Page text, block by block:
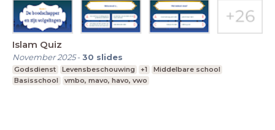
Islam Quiz
November 2025-30 slides
Godsdienst Levensbeschouwing +1
Middelbare school
Basisschool
vmbo, mavo, havo, vwo